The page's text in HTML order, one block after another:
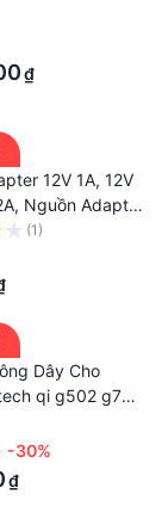
₫
12V 1A, 12V
Nguồn Adapter
Adapter 5V
(1)
Dây Cho
qi g502 g703
-30%
₫